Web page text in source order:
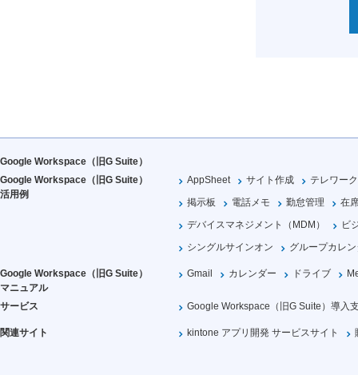
Google Workspace（旧G Suite）
Google Workspace（旧G Suite）
活用例
AppSheet サイト作成
テレワーク
掲示板
電話メモ 勤怠管理
在
デバイスマネジメント（MDM）
ビ
シングルサインオン
グループカレ
Google Workspace（旧G Suite）
マニュアル
Gmail カレンダー ドライブ
サービス Google Workspace（旧G Suite）導入
関連サイト kintone アプリ開発 サービスサイト